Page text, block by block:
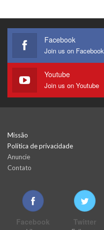
Facebook
Join us on Facebook
Youtube
Join us on Youtube
Missão
Política de privacidade
Anuncie
Contato
Facebook Twitter